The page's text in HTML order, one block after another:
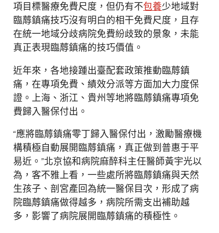
項目標醫療免費尺度，但仍有不包養少地域對
臨蓐鎮痛技巧沒有明白的相干免費尺度，且存
在統一地域分歧病院免費紛歧致的景象，未能
真正表現臨蓐鎮痛的技巧價值。
近年來，各地接踵出臺配套政策推動臨蓐鎮
痛，在專項免費、績效分派等方面加大力度保
證。上海、浙江、貴州等地將臨蓐鎮痛專項免
費歸入醫保付出。
“應將臨蓐鎮痛零丁歸入醫保付出，激勵醫療機
構積極自動展開臨蓐鎮痛，真正做到普惠于平
易近。”北京協和病院麻醉科主任醫師黃宇光以
為，客不雅上看，一些處所將臨蓐鎮痛與天然
生孩子、剖宮產回為統一醫保目次，形成了病
院臨蓐鎮痛做得越多，病院所需支出補助越
多，影響了病院展開臨蓐鎮痛的積極性。